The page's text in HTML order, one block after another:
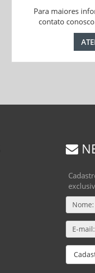
Para maiores
contato
Nome:
E-mail: